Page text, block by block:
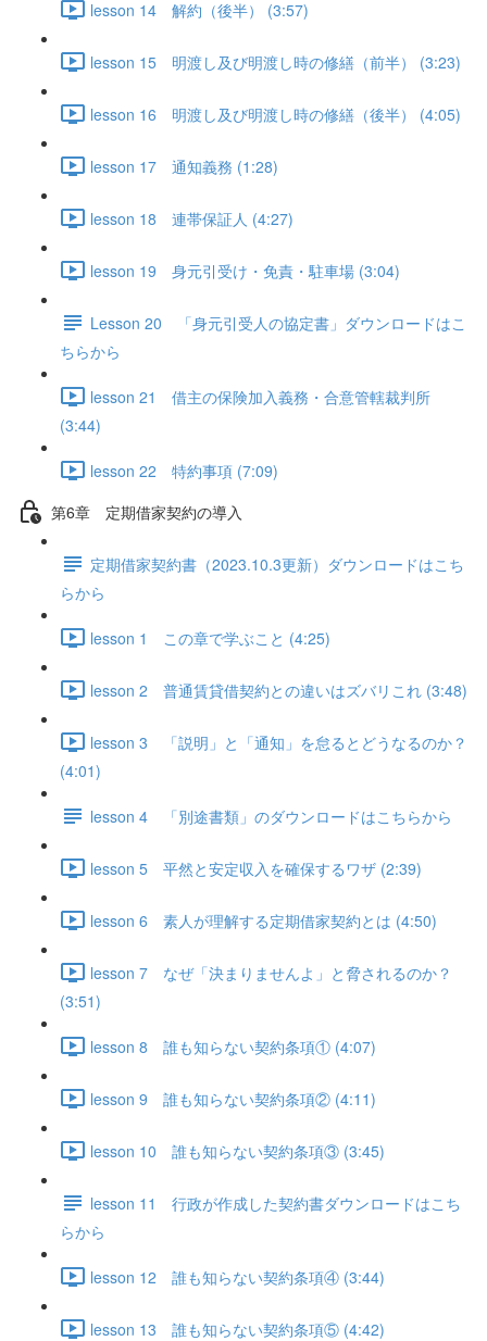
lesson 14 解約（後半） (3:57)
lesson 15 明渡し及び明渡し時の修繕（前半） (3:23)
lesson 16 明渡し及び明渡し時の修繕（後半） (4:05)
lesson 17 通知義務 (1:28)
lesson 18 連帯保証人 (4:27)
lesson 19 身元引受け・免責・駐車場 (3:04)
Lesson 20 「身元引受人の協定書」ダウンロードはこ
ちらから
lesson 21 借主の保険加入義務・合意管轄裁判所
(3:44)
lesson 22 特約事項 (7:09)
第6章 定期借家契約の導入
定期借家契約書（2023.10.3更新）ダウンロードはこち
らから
lesson 1 この章で学ぶこと (4:25)
lesson 2 普通賃貸借契約との違いはズバリこれ (3:48)
lesson 3 「説明」と「通知」を怠るとどうなるのか？
(4:01)
lesson 4 「別途書類」のダウンロードはこちらから
lesson 5 平然と安定収入を確保するワザ (2:39)
lesson 6 素人が理解する定期借家契約とは (4:50)
lesson 7 なぜ「決まりませんよ」と脅されるのか？
(3:51)
lesson 8 誰も知らない契約条項① (4:07)
lesson 9 誰も知らない契約条項② (4:11)
lesson 10 誰も知らない契約条項③ (3:45)
lesson 11 行政が作成した契約書ダウンロードはこち
らから
lesson 12 誰も知らない契約条項④ (3:44)
lesson 13 誰も知らない契約条項⑤ (4:42)